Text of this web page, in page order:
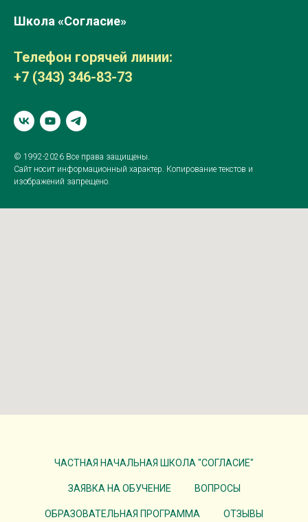
Школа «Согласие»
Телефон горячей линии:
+7 (343) 346-83-73
© 1992-2026 Все права защищены.
Сайт носит информационный характер. Копирование текстов и
изображений запрещено.
ЧАСТНАЯ НАЧАЛЬНАЯ ШКОЛА "СОГЛАСИЕ"
ЗАЯВКА НА ОБУЧЕНИЕ ВОПРОСЫ
ОБРАЗОВАТЕЛЬНАЯ ПРОГРАММА ОТЗЫВЫ